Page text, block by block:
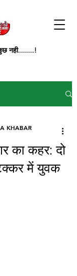
नही........!
का कहर: दो
में युवक
KHABAR